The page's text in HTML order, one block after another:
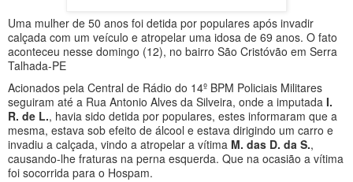
Uma mulher de 50 anos foi detida por populares após invadir
calçada com um veículo e atropelar uma idosa de 69 anos. O fato
aconteceu nesse domingo (12), no bairro São Cristóvão em Serra
Talhada-PE
Acionados pela Central de Rádio do 14º BPM Policiais Militares
seguiram até a Rua Antonio Alves da Silveira, onde a imputada I.
R. de L., havia sido detida por populares, estes informaram que a
mesma, estava sob efeito de álcool e estava dirigindo um carro e
invadiu a calçada, vindo a atropelar a vítima M. das D. da S.,
causando-lhe fraturas na perna esquerda. Que na ocasião a vítima
foi socorrida para o Hospam.